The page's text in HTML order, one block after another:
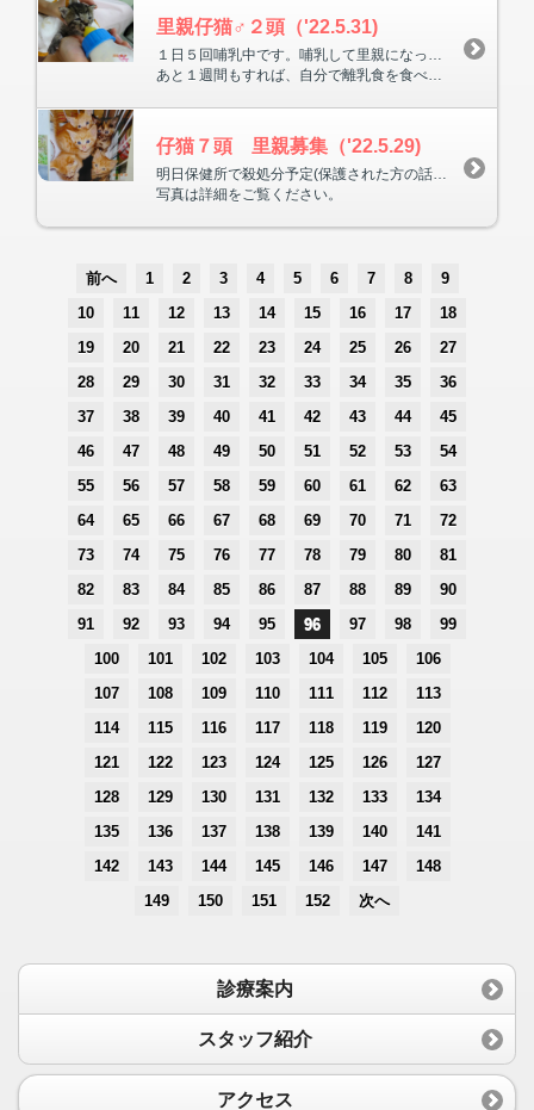
里親仔猫♂２頭（'22.5.31)
あと１週間もすれば、自分で離乳食を食べ始めます。
仔猫７頭 里親募集（'22.5.29)
写真は詳細をご覧ください。
前へ 1 2 3 4 5 6 7 8
9
10
11 12 13 14 15 16 17
18
19
20 21 22 23 24 25 26
27
28
29 30 31 32 33 34 35
36
37
38 39 40 41 42 43 44
45
46
47 48 49 50 51 52 53
54
55
56 57 58 59 60 61 62
63
64
65 66 67 68 69 70 71
72
73
74 75 76 77 78 79 80
81
82
83 84 85 86 87 88 89
90
91
92 93 94 95 96 97 98
99
100
101 102 103 104 105
106
107
108 109 110 111 112
113
114
115 116 117 118 119
120
121
122 123 124 125 126
127
128
129 130 131 132 133
134
135
136 137 138 139 140
141
142
143 144 145 146 147
148
149
150 151 152 次へ
診療案内
スタッフ紹介
アクセス